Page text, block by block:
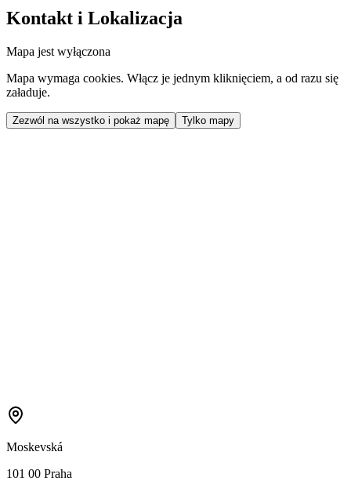
Kontakt i Lokalizacja
Mapa jest wyłączona
Mapa wymaga cookies. Włącz je jednym kliknięciem, a od razu się
załaduje.
Zezwól na wszystko i pokaż mapę Tylko mapy
Moskevská
101 00 Praha